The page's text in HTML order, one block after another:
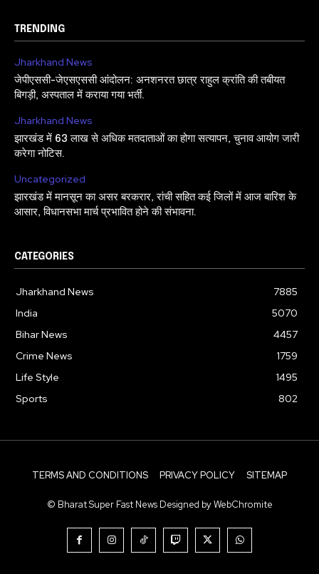
TRENDING
Jharkhand News
जेपीएससी-जेएसएससी आंदोलन: अनशनरत छात्र राहुल क्रांति की तबीयत
बिगड़ी, अस्पताल में कराया गया भर्ती.
Jharkhand News
झारखंड में 63 लाख से अधिक मतदाताओं का होगा सत्यापन, चुनाव आयोग जारी
करेगा नोटिस.
Uncategorized
झारखंड में मानसून का असर बरकरार, रांची सहित कई जिलों में आज बारिश के
आसार, विधानसभा मार्च प्रभावित होने की संभावना.
CATEGORIES
Jharkhand News
7885
India
5070
Bihar News
4457
Crime News
1759
Life Style
1495
Sports
802
TERMS AND CONDITIONS PRIVACY POLICY SITEMAP
© Bharat Super Fast News Designed by WebChromite